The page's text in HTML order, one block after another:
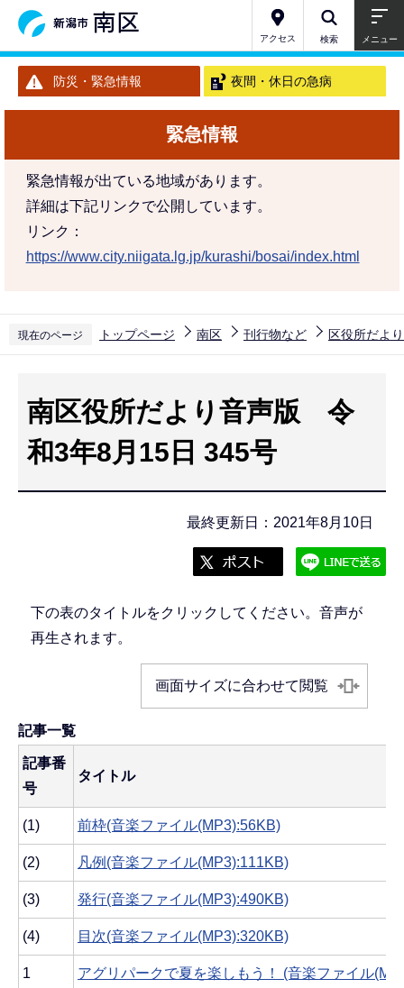
ジ
先
アクセス 検索 メニュー
防災・緊急情報 夜間・休日の急病
緊急情報
緊急情報が出ている地域があります。
詳細は下記リンクで公開しています。
リンク：
https://www.city.niigata.lg.jp/kurashi/bosai/index.html
現在のページ トップページ 南区 刊行物など 区役所だよ
南区役所だより音声版 令
和3年8月15日 345号
最終更新日：2021年8月10日
下の表のタイトルをクリックしてください。音声が
再生されます。
画面サイズに合わせて閲覧
記事一覧
記事番
号
タイトル
(1) 前枠(音楽ファイル(MP3):56KB)
(2) 凡例(音楽ファイル(MP3):111KB)
(3) 発行(音楽ファイル(MP3):490KB)
(4) 目次(音楽ファイル(MP3):320KB)
1 アグリパークで夏を楽しもう！ (音楽ファイル